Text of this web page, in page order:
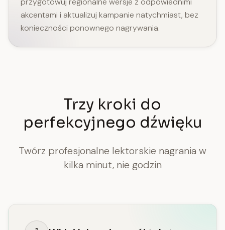
akcentami i aktualizuj kampanie natychmiast, bez
konieczności ponownego nagrywania.
Trzy kroki do
perfekcyjnego dźwięku
Twórz profesjonalne lektorskie nagrania w
kilka minut, nie godzin